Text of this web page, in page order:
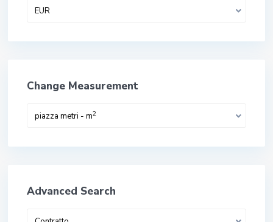
EUR
Change Measurement
piazza metri - m2
Advanced Search